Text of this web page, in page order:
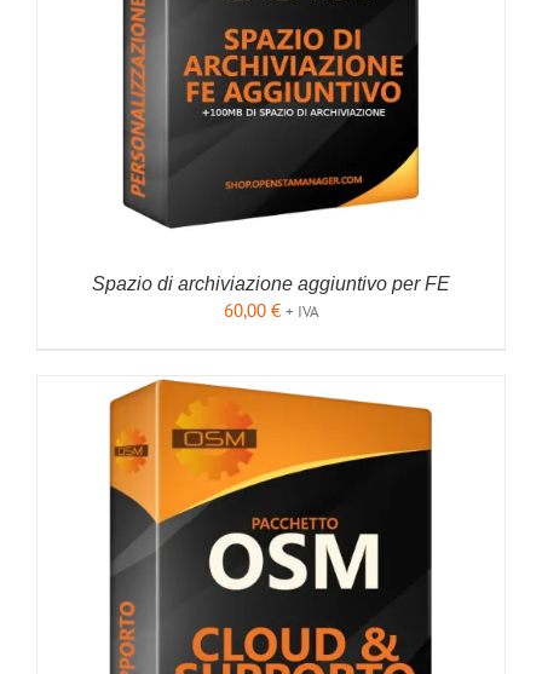
AGGIUNGI AL CARRELLO
Spazio di archiviazione aggiuntivo per FE
60,00 € + IVA